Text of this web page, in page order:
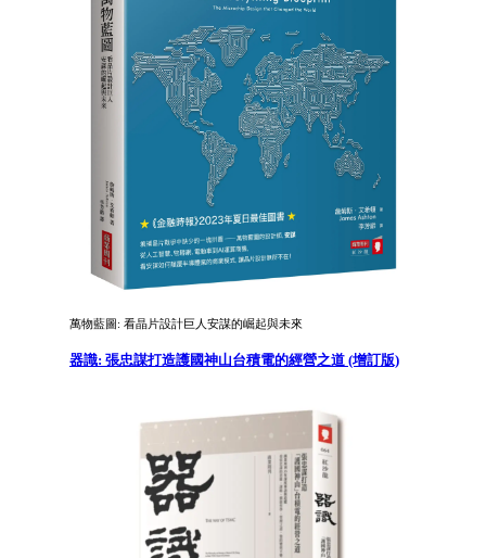
萬物藍圖: 看晶片設計巨人安謀的崛起與未來
器識: 張忠謀打造護國神山台積電的經營之道 (增訂版)